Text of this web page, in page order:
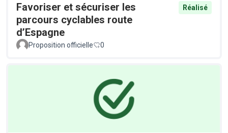
Favoriser et sécuriser les
parcours cyclables route
d’Espagne
Réalisé
Proposition officielle 0